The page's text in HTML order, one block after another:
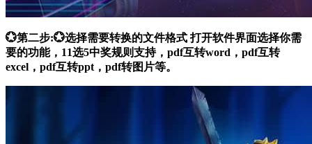
💮第二步:💮选择需要转换的文件格式 打开软件界面选择你需
要的功能，11选5中奖规则支持，pdf互转word，pdf互转
excel，pdf互转ppt，pdf转图片等。